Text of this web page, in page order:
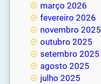
março 2026
fevereiro 2026
novembro 2025
outubro 2025
setembro 2025
agosto 2025
julho 2025